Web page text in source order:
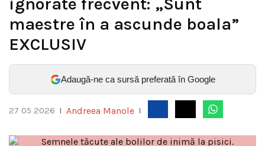
maestre în a ascunde boala”
EXCLUSIV
Adaugă-ne ca sursă preferată în Google
27 05 2026 Andreea Manole